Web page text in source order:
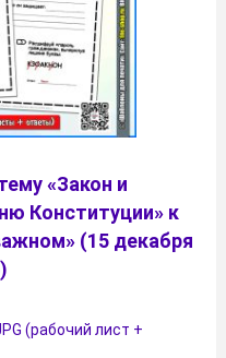
«Закон и
Конституции» к
(15 декабря
(рабочий лист +